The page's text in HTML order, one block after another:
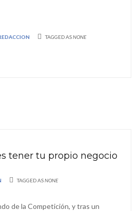
TAGGED ASNONE
tener tu propio negocio
TAGGED ASNONE
de la Competición, y tras un